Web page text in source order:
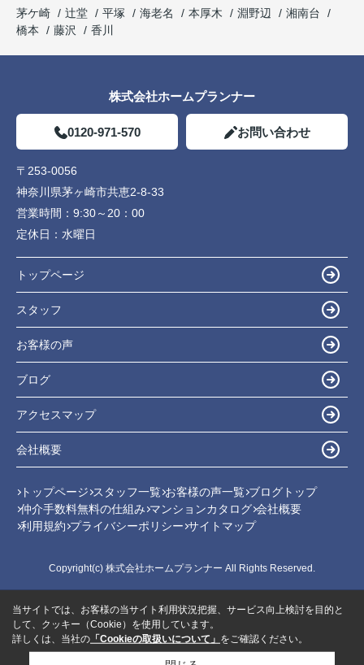
茅ケ崎
辻堂 平塚 海老名 本厚木 淵野辺
湘南台
橋本
藤沢 香川
株式会社ホームプランナー
0120-971-570 お問い合わせ
〒253-0056
神奈川県茅ヶ崎市共恵2-8-33
営業時間： 9:30～20：00
定休日： 水曜日
トップページ
スタッフ
お客様の声
ブログ
アクセスマップ
会社概要
トップページ スタッフ一覧 お客様の声一覧 ブログトップ
仲介手数料無料の仕組み マンションカタログ 会社概要
利用規約 プライバシーポリシー サイトマップ
Copyright(c) 株式会社ホームプランナー All Rights Reserved.
当サイトでは、お客様の当サイト利用状況把握、サービス向上検討を目的と
して、クッキー（Cookie）を使用しています。
詳しくは、当社の 「Cookieの取扱いについて」 をご確認ください。